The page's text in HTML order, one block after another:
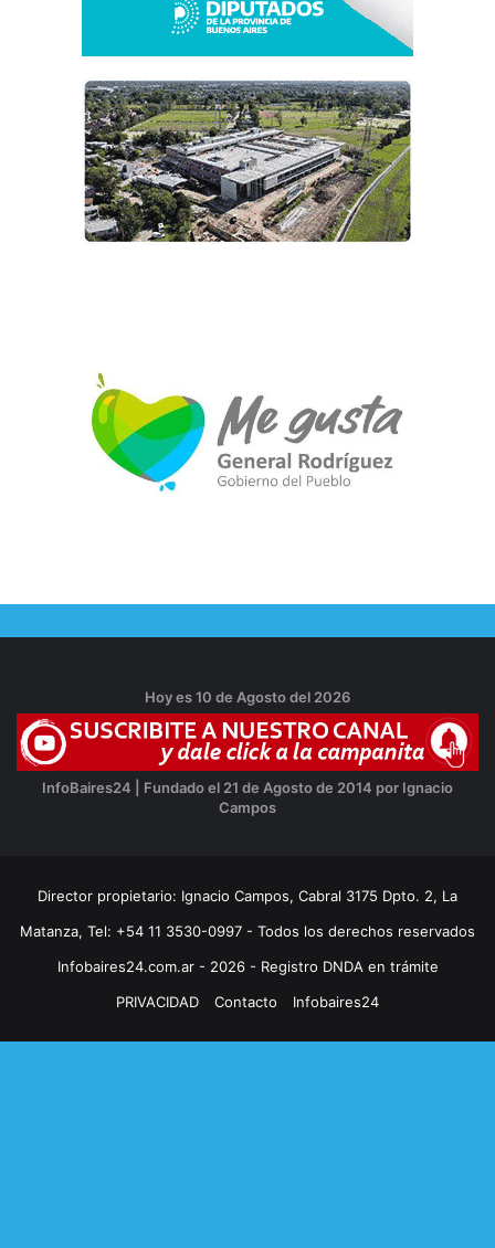
Hoy es 10 de Agosto del 2026
InfoBaires24 | Fundado el 21 de Agosto de 2014 por Ignacio
Campos
Director propietario: Ignacio Campos, Cabral 3175 Dpto. 2, La
Matanza, Tel: +54 11 3530-0997 - Todos los derechos reservados
Infobaires24.com.ar - 2026 - Registro DNDA en trámite
PRIVACIDAD
Contacto Infobaires24